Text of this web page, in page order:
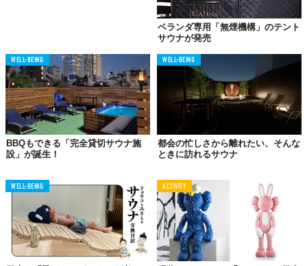
👀GenZ's Eye👀
24時間利用可能でサウナでも横になれる、しか
もリーズナブル。痒いところに手が届く、家族
りそう。本やボディケアなどを持ち込んで、自
分だけのセルフケア空間をカスタマイズできる
のは新しくてワクワク。
Top image: © 株式会社エイケー
ベランダ専用「無煙機構」のテント
サウナが発売
WELL-BEING
BBQもできる「完全貸切サウナ施
設」が誕生！
WELL-BEING
都会の忙しさから離れたい、そんな
ときに訪れるサウナ
WELL-BEING ACTIVITY